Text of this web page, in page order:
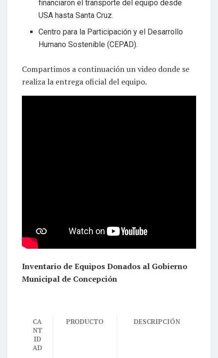
financiaron el transporte del equipo desde
USA hasta Santa Cruz.
Centro para la Participación y el Desarrollo
Humano Sostenible (CEPAD).
Compartimos a continuación un video donde se
realiza la entrega oficial del equipo.
Inventario de Equipos Donados al Gobierno
Municipal de Concepción
CA
NT
ID
AD
PRODUCTO DESCRIPCIÓN